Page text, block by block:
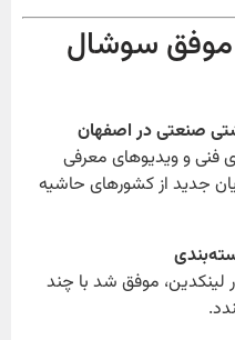
موفق سوشال
صنعتی در اصفهان
فنی و ویدیوهای معرفی
جدید از کشورهای حاشیه
لینکدین، موفق شد با چند